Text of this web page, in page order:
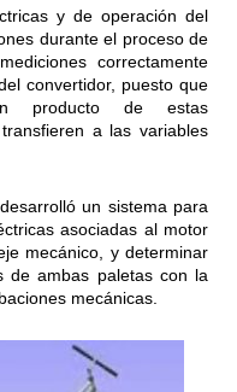
y de operación del
durante el proceso de
correctamente
convertidor, puesto que
producto de estas
a las variables
un sistema para
asociadas al motor
mecánico, y determinar
de ambas paletas con la
mecánicas.